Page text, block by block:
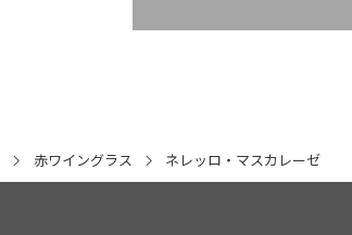
赤ワイングラス ネレッロ・マスカレーゼ